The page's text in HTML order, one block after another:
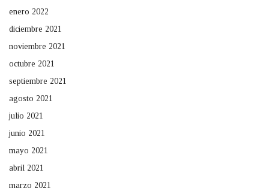
enero 2022
diciembre 2021
noviembre 2021
octubre 2021
septiembre 2021
agosto 2021
julio 2021
junio 2021
mayo 2021
abril 2021
marzo 2021